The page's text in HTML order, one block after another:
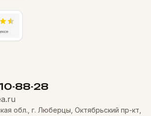
88-28
обл., г. Люберцы, Октябрьский пр-кт,